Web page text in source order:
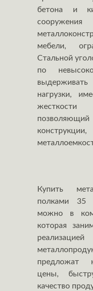
бетона и
мебели,
Стальной
по
нагрузки,
Купить
полками 35
можно в
которая
предложат
цены,
качество